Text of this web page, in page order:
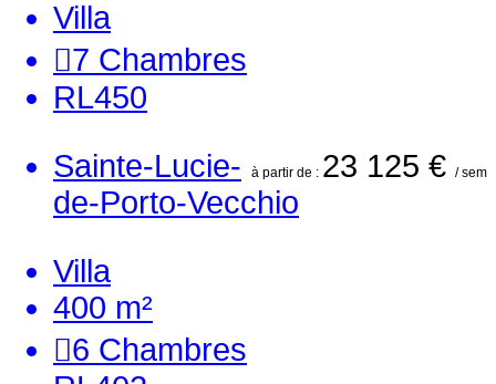
Villa
7 Chambres
RL450
à partir de : 23 125 € / sem
Sainte-Lucie-
de-Porto-Vecchio
Villa
400 m²
6 Chambres